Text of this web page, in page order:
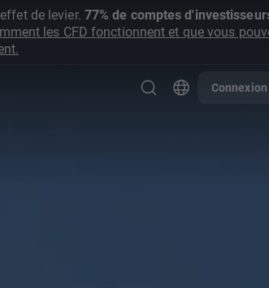
de levier. 77% de comptes
les CFD fonctionnent et que vous
Connexion